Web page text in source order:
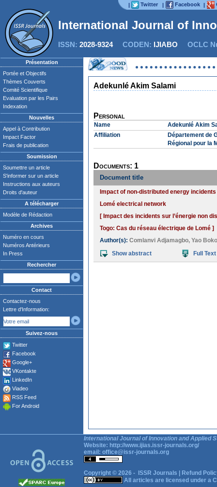
| Twitter | Facebook |
International Journal of
ISSN: 2028-9324CODEN: IJIABO OCLC
Présentation
Portée et Objectifs
Thèmes Couverts
Comité Scientifique
Evaluation par les Pairs
Indexation
Nouvelles
Appel à Contribution
Impact Factor
Frais de publication
Soumission
Soumettre un article
S'informer sur un article
Instructions aux auteurs
Droits d'auteur
A télécharger
Modèle de Rédaction
Archives
Numéro en cours
Numéros Antérieurs
In Press
Rechercher
Contact
Contactez-nous
Lettre d'Information:
Suivez-nous
Twitter
Facebook
Google+
VKontakte
LinkedIn
Viadeo
RSS Feed
For Android
Adekunlé Akim Salami
Personal
Name
Adekunlé Akim
Affiliation
Département de
Régional pour la
Documents: 1
Document title
Impact of non-distributed energy
Lomé electrical network
[ Impact des incidents sur l’énergie non
Togo: Cas du réseau électrique de Lomé ]
Author(s): Comlanvi Adjamagbo, Yao
Show abstract
Full Text
International Journal of Innovation and Applied
Website: http://www.ijias.issr-journals.org/
email: office@issr-journals.org
Copyright © 2026 - ISSR Journals
Refund
All articles are licensed under a